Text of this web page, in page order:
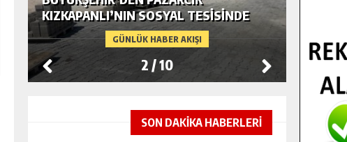
GÜNLÜK HABER AKIŞI
KIZKAPANLI’NIN SOSYAL TESISINDE
ÇEVRE DÜZENLEMESI.
2 /10
SON DAKİKA HABERLERİ